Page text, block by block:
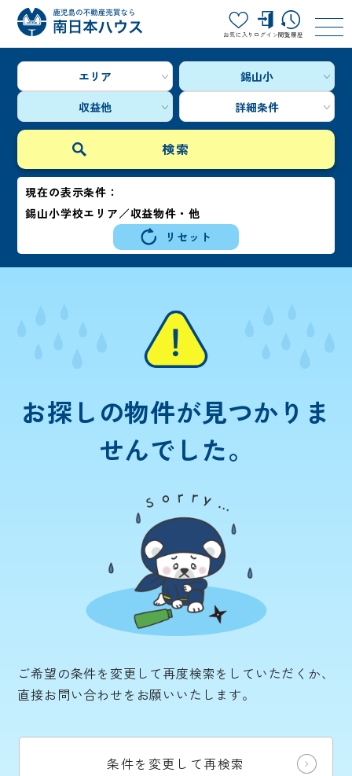
お気に入り ログイン閲覧履歴
エリア
錫山小
収益他
詳細条件
現在の表示条件：
錫山小学校エリア／収益物件・他
リセット
お探しの物件が見つかりま
せんでした。
ご希望の条件を変更して再度検索をしていただくか、
直接お問い合わせをお願いいたします。
条件を変更して再検索